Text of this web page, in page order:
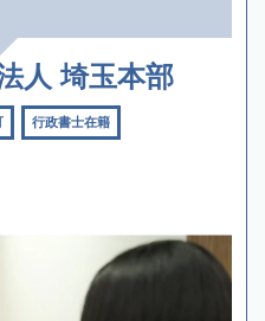
人 埼玉本部
行政書士在籍